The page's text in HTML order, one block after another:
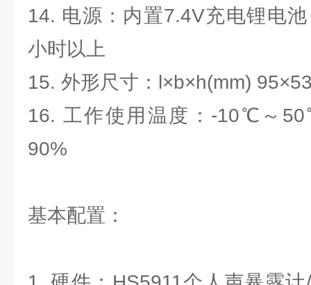
14. 电源：内置7.4V充电锂电
小时以上
15. 外形尺寸：l×b×h(mm)
16. 工作使用温度：-10℃～
90%
基本配置：